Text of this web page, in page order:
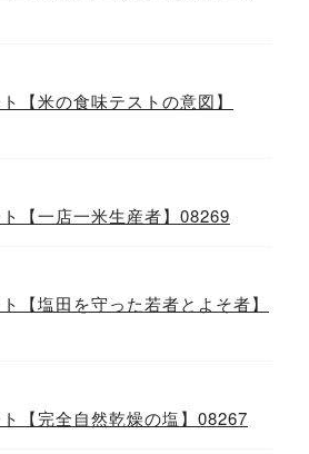
【米の食味テストの意図】
【一店一米生産者】08269
【塩田を守った若者とよそ者】
【完全自然乾燥の塩】08267